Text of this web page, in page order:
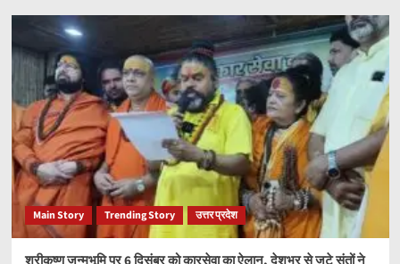
Main Story Trending Story उत्तर प्रदेश